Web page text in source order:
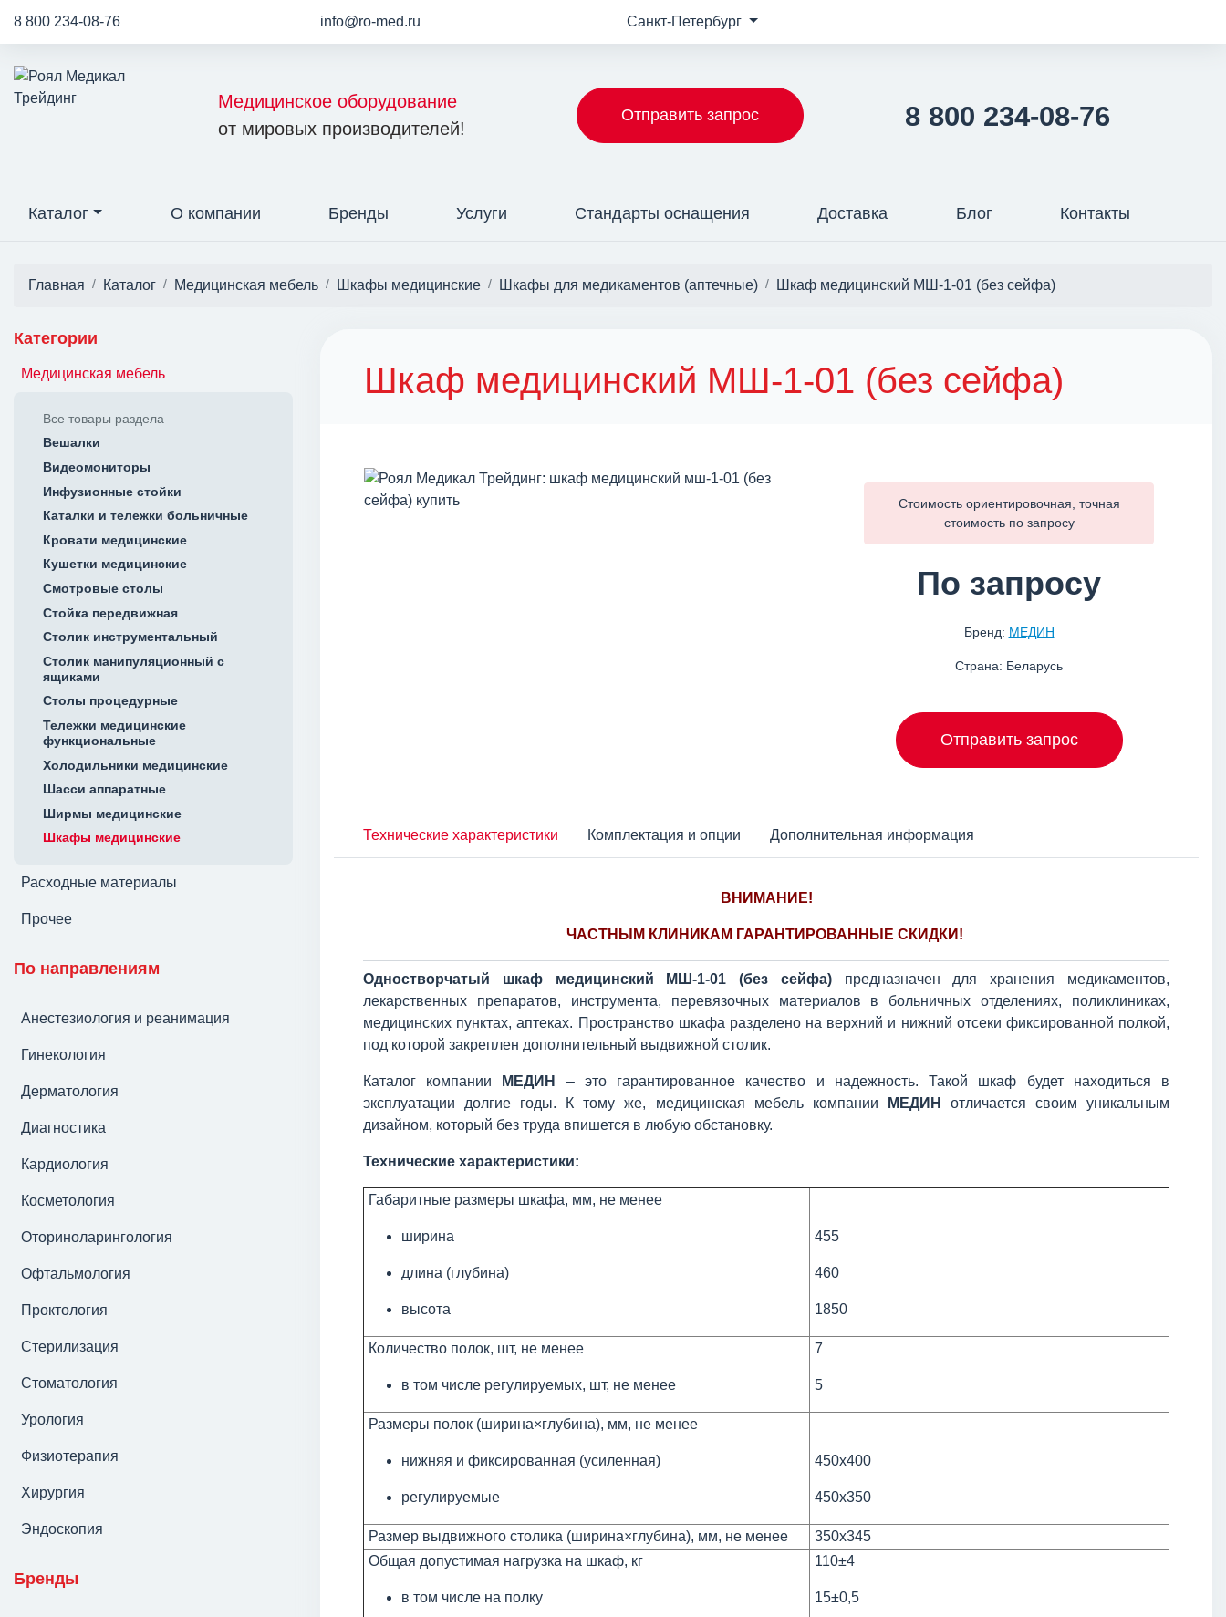
8 800 234-08-76 info@ro-med.ru Санкт-Петербург
Медицинское оборудование
от мировых производителей!
Отправить запрос 8 800 234-08-76
Каталог О компании Бренды Услуги Стандарты оснащения Доставка Блог Контакты
Главная Каталог Медицинская мебель Шкафы медицинские Шкафы для медикаментов (аптечные) Шкаф медицинский МШ-1-01 (без сейфа)
Категории
Медицинская мебель
Все товары раздела
Вешалки
Видеомониторы
Инфузионные стойки
Каталки и тележки больничные
Кровати медицинские
Кушетки медицинские
Смотровые столы
Стойка передвижная
Столик инструментальный
Столик манипуляционный с
ящиками
Столы процедурные
Тележки медицинские
функциональные
Холодильники медицинские
Шасси аппаратные
Ширмы медицинские
Шкафы медицинские
Расходные материалы
Прочее
По направлениям
Анестезиология и реанимация
Гинекология
Дерматология
Диагностика
Кардиология
Косметология
Оториноларингология
Офтальмология
Проктология
Стерилизация
Стоматология
Урология
Физиотерапия
Хирургия
Эндоскопия
Бренды
Шкаф медицинский МШ-1-01 (без сейфа)
Стоимость ориентировочная, точная
стоимость по запросу
По запросу
Бренд: МЕДИН
Страна: Беларусь
Отправить запрос
Технические характеристики Комплектация и опции Дополнительная информация
ВНИМАНИЕ!
ЧАСТНЫМ КЛИНИКАМ ГАРАНТИРОВАННЫЕ СКИДКИ!
Одностворчатый шкаф медицинский МШ-1-01 (без сейфа)предназначен для хранения медикаментов,
лекарственных препаратов, инструмента, перевязочных материалов в больничных отделениях, поликлиниках,
медицинских пунктах, аптеках. Пространство шкафа разделено на верхний и нижний отсеки фиксированной полкой,
под которой закреплен дополнительный выдвижной столик.
Каталог компании МЕДИН
– это гарантированное качество и надежность. Такой шкаф будет находиться в
эксплуатации долгие годы. К тому же, медицинская мебель компании
МЕДИН
отличается своим уникальным
дизайном, который без труда впишется в любую обстановку.
Технические характеристики:
Габаритные размеры шкафа, мм, не менее
ширина
длина (глубина)
высота
455
460
1850
Количество полок, шт, не менее
в том числе регулируемых, шт, не менее
7
5
Размеры полок (ширина×глубина), мм, не менее
нижняя и фиксированная (усиленная)
регулируемые
450х400
450х350
Размер выдвижного столика (ширина×глубина), мм, не менее
350х345
Общая допустимая нагрузка на шкаф, кг
в том числе на полку
110±4
15±0,5